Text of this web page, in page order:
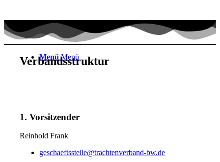
Menü Menü
Verbandsstruktur
1. Vorsitzender
Reinhold Frank
geschaeftsstelle@trachtenverband-bw.de